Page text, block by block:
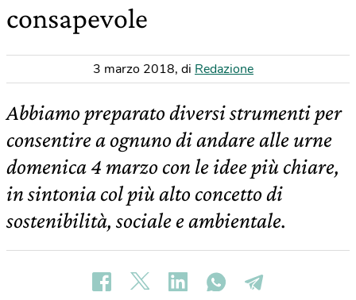
consapevole
3 marzo 2018, di Redazione
Abbiamo preparato diversi strumenti per
consentire a ognuno di andare alle urne
domenica 4 marzo con le idee più chiare,
in sintonia col più alto concetto di
sostenibilità, sociale e ambientale.